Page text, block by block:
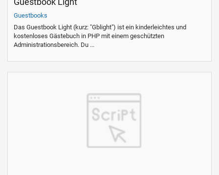
Guestbooks
Das Guestbook Light (kurz: "Gblight") ist ein kinderleichtes und
kostenloses Gästebuch in PHP mit einem geschützten
Administrationsbereich. Du ...